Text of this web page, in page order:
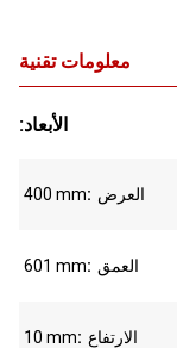
معلومات تقنية
:الأبعاد
400 mm العرض
601 mm العمق
10 mm الارتفاع